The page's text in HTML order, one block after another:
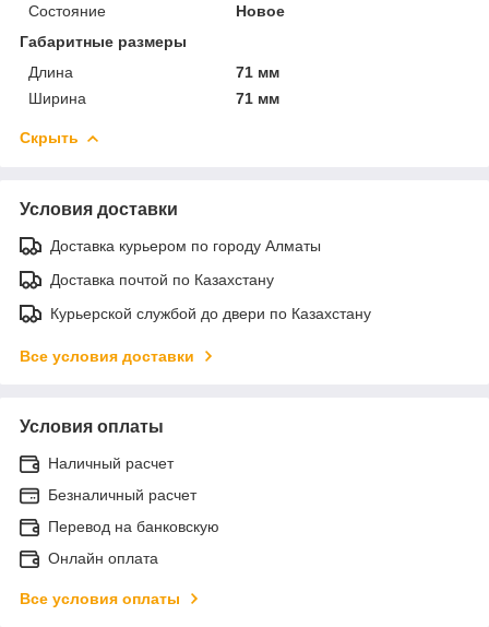
Состояние
Новое
Габаритные размеры
Длина
71 мм
Ширина
71 мм
Скрыть
Условия доставки
Доставка курьером по городу Алматы
Доставка почтой по Казахстану
Курьерской службой до двери по Казахстану
Все условия доставки
Условия оплаты
Наличный расчет
Безналичный расчет
Перевод на банковскую
Онлайн оплата
Все условия оплаты